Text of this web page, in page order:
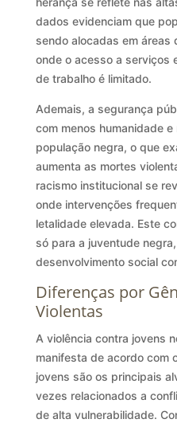
dados evidenciam que
sendo alocadas em áreas
onde o acesso a serviços
de trabalho é limitado.
Ademais, a segurança
com menos humanidade
população negra, o que
aumenta as mortes
racismo institucional se
onde intervenções
letalidade elevada. Este
só para a juventude
desenvolvimento social
Diferenças por
Violentas
A violência contra jovens
manifesta de acordo com
jovens são os principais
vezes relacionados a
de alta vulnerabilidade.